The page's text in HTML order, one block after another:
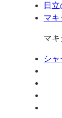
日
マキ
マキ
シ